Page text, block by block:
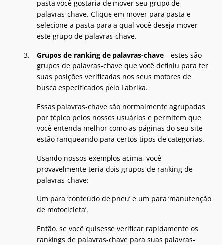
pasta você gostaria de mover seu grupo de
palavras-chave. Clique em mover para pasta e
selecione a pasta para a qual você deseja mover
este grupo de palavras-chave.
Grupos de ranking de palavras-chave – estes são
grupos de palavras-chave que você definiu para ter
suas posições verificadas nos seus motores de
busca especificados pelo Labrika.
Essas palavras-chave são normalmente agrupadas
por tópico pelos nossos usuários e permitem que
você entenda melhor como as páginas do seu site
estão ranqueando para certos tipos de categorias.
Usando nossos exemplos acima, você
provavelmente teria dois grupos de ranking de
palavras-chave:
Um para ‘conteúdo de pneu’ e um para ‘manutenção
de motocicleta’.
Então, se você quisesse verificar rapidamente os
rankings de palavras-chave para suas palavras-